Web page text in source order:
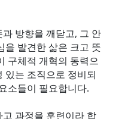
방향을 깨닫고, 그 안
을 발견한 삶은 크고 뜻
구체적 개혁의 동력으
있는 조직으로 정비되
소들이 필요합니다.
과정을 훈련이라 합